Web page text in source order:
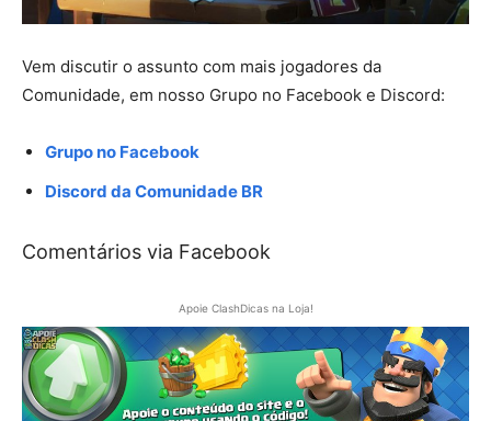
Vem discutir o assunto com mais jogadores da
Comunidade, em nosso Grupo no Facebook e Discord:
Grupo no Facebook
Discord da Comunidade BR
Comentários via Facebook
Apoie ClashDicas na Loja!